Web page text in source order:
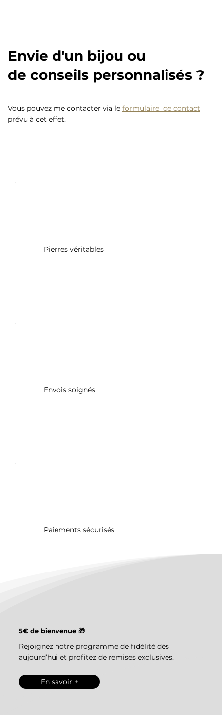
Envie d'un bijou ou
de conseils personnalisés ?
Vous pouvez me contacter via le formulaire de contact
prévu à cet effet.
Pierres véritables
Envois soignés
Paiements sécurisés
5€ de bienvenue 🎁
Rejoignez notre programme de fidélité dès
aujourd’hui et profitez de remises exclusives.
En savoir +